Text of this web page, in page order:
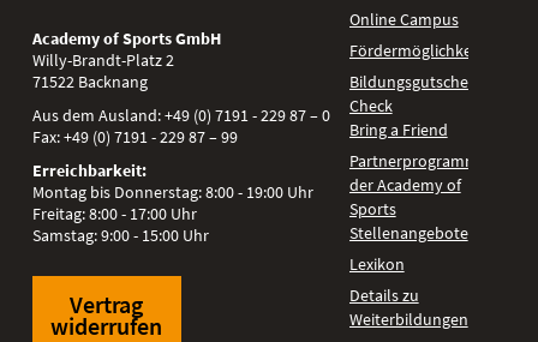
Academy of Sports GmbH
Willy-Brandt-Platz 2
71522 Backnang
Aus dem Ausland:+49 (0) 7191 - 229 87 – 0
Fax:+49 (0) 7191 - 229 87 – 99
Erreichbarkeit:
Montag bis Donnerstag: 8:00 - 19:00 Uhr
Freitag: 8:00 - 17:00 Uhr
Samstag: 9:00 - 15:00 Uhr
Vertrag
widerrufen
Online Campus
Fördermöglichkeiten
Bildungsgutschein
Check
Bring a Friend
Partnerprogramm
der Academy of
Sports
Stellenangebote
Lexikon
Details zu
Weiterbildungen